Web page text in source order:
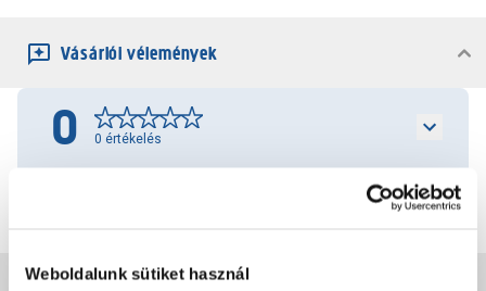
Weboldalunk sütiket használ
Vásárlói vélemények
0 0 értékelés